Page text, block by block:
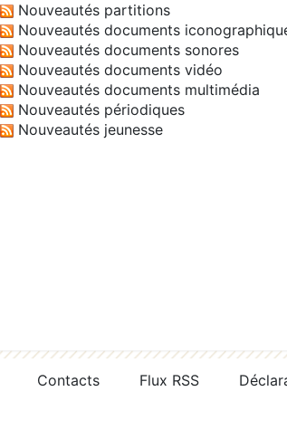
Nouveautés partitions
Nouveautés documents
Nouveautés documents sonores
Nouveautés documents vidéo
Nouveautés documents multimédia
Nouveautés périodiques
Nouveautés jeunesse
Contacts Flux RSS